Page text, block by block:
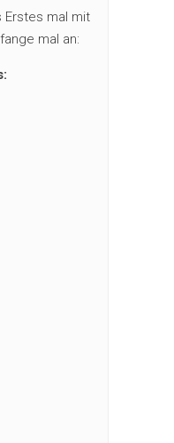
Erstes mal mit
mal an: